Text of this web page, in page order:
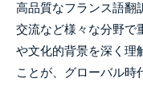
高品質なフランス語翻
交流など様々な分野で
や文化的背景を深く理
ことが、グローバル時